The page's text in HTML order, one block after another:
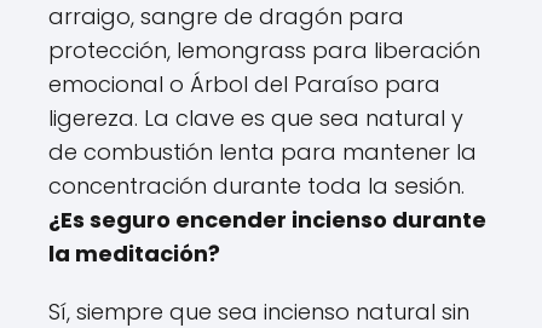
arraigo, sangre de dragón para
protección, lemongrass para liberación
emocional o Árbol del Paraíso para
ligereza. La clave es que sea natural y
de combustión lenta para mantener la
concentración durante toda la sesión.
¿Es seguro encender incienso durante
la meditación?
Sí, siempre que sea incienso natural sin